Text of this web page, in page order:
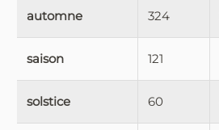
automne 324
saison 121
solstice 60